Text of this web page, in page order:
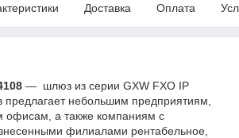
Доставка Оплата
― шлюз из серии GXW FXO IP
небольшим предприятиям,
а также компаниям с
филиалами рентабельное,